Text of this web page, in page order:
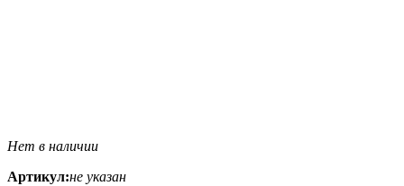
Нет в наличии
Артикул:не указан